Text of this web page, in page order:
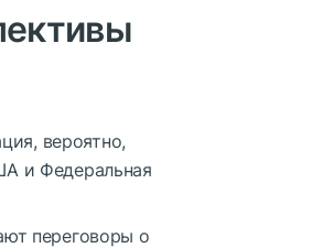
вероятно,
и Федеральная
переговоры о